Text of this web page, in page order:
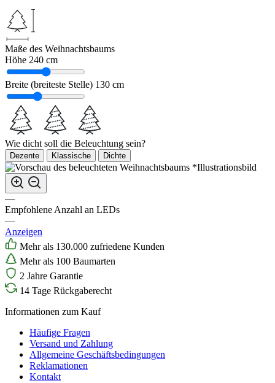
Maße des Weihnachtsbaums
Höhe 240 cm
Breite (breiteste Stelle) 130 cm
Wie dicht soll die Beleuchtung sein?
Dezente Klassische Dichte
*Illustrationsbild
—
Empfohlene Anzahl an LEDs
—
Anzeigen
Mehr als 130.000 zufriedene Kunden
Mehr als 100 Baumarten
2 Jahre Garantie
14 Tage Rückgaberecht
Informationen zum Kauf
Häufige Fragen
Versand und Zahlung
Allgemeine Geschäftsbedingungen
Reklamationen
Kontakt